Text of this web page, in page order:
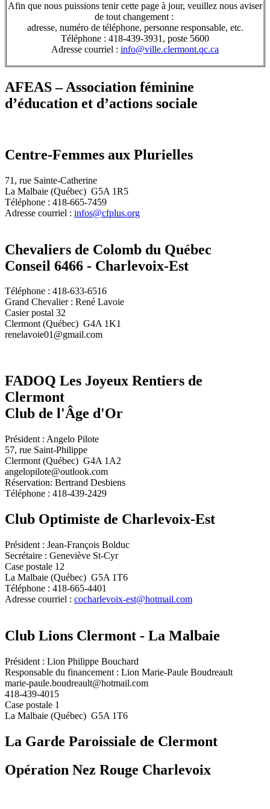
Afin que nous puissions tenir cette page à jour, veuillez nous aviser
de tout changement :
adresse, numéro de téléphone, personne responsable, etc.
Téléphone : 418-439-3931, poste 5600
Adresse courriel : info@ville.clermont.qc.ca
AFEAS – Association féminine
d’éducation et d’actions sociale
Centre-Femmes aux Plurielles
71, rue Sainte-Catherine
La Malbaie (Québec) G5A 1R5
Téléphone : 418-665-7459
Adresse courriel : infos@cfplus.org
Chevaliers de Colomb du Québec
Conseil 6466 - Charlevoix-Est
Téléphone : 418-633-6516
Grand Chevalier : René Lavoie
Casier postal 32
Clermont (Québec) G4A 1K1
renelavoie01@gmail.com
FADOQ Les Joyeux Rentiers de
Clermont
Club de l'Âge d'Or
Président : Angelo Pilote
57, rue Saint-Philippe
Clermont (Québec) G4A 1A2
angelopilote@outlook.com
Réservation: Bertrand Desbiens
Téléphone : 418-439-2429
Club Optimiste de Charlevoix-Est
Président : Jean-François Bolduc
Secrétaire : Geneviève St-Cyr
Case postale 12
La Malbaie (Québec) G5A 1T6
Téléphone : 418-665-4401
Adresse courriel : cocharlevoix-est@hotmail.com
Club Lions Clermont - La Malbaie
Président : Lion Philippe Bouchard
Responsable du financement : Lion Marie-Paule Boudreault
marie-paule.boudreault@hotmail.com
418-439-4015
Case postale 1
La Malbaie (Québec) G5A 1T6
La Garde Paroissiale de Clermont
Opération Nez Rouge Charlevoix